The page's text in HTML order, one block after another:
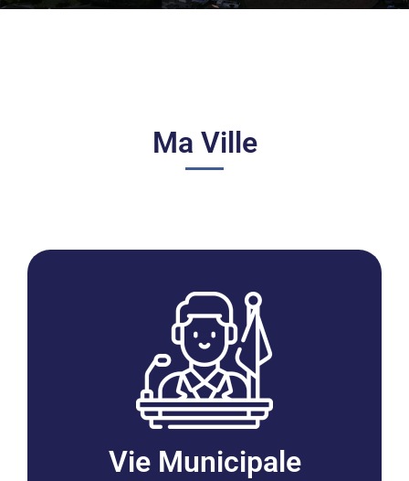
Ma Ville
Vie Municipale